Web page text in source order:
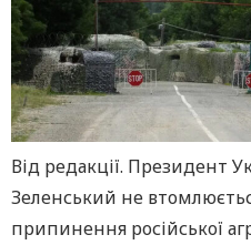
Від редакції. Президент
Зеленський не
припинення російської